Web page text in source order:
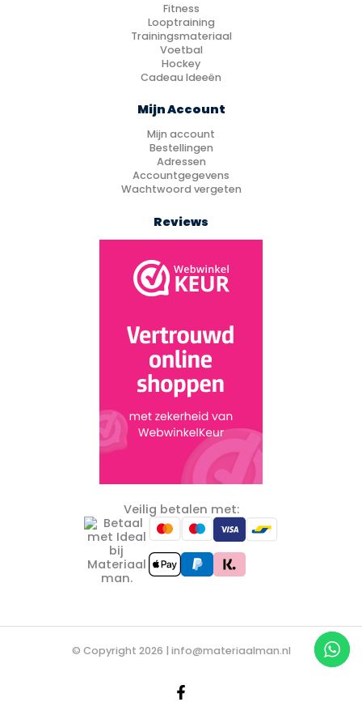
Fitness
Looptraining
Trainingsmateriaal
Voetbal
Hockey
Cadeau Ideeën
Mijn Account
Mijn account
Bestellingen
Adressen
Accountgegevens
Wachtwoord vergeten
Reviews
Veilig betalen met:
© Copyright 2026 | info@materiaalman.nl